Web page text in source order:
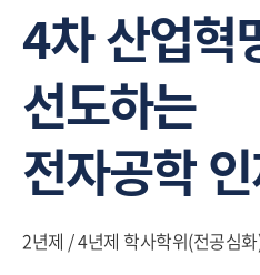
4차 산업혁
선도하는
전자공학
2년제 / 4년제 학사학위(전공심